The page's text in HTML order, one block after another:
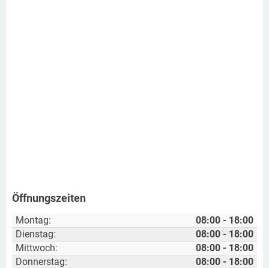
Öffnungszeiten
Montag:
08:00 - 18:00
Dienstag:
08:00 - 18:00
Mittwoch:
08:00 - 18:00
Donnerstag:
08:00 - 18:00